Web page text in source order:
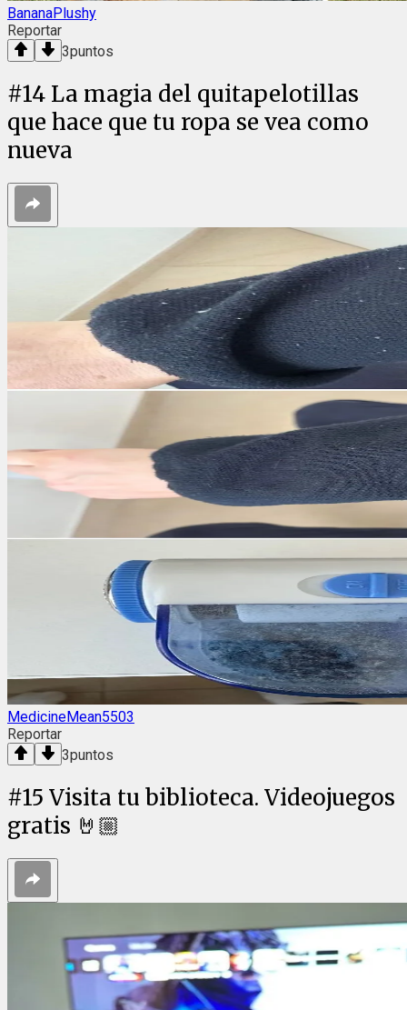
BananaPlushy
Reportar
3puntos
#14 La magia del quitapelotillas
que hace que tu ropa se vea como
nueva
MedicineMean5503
Reportar
3puntos
#15 Visita tu biblioteca. Videojuegos
gratis 🤘🏼